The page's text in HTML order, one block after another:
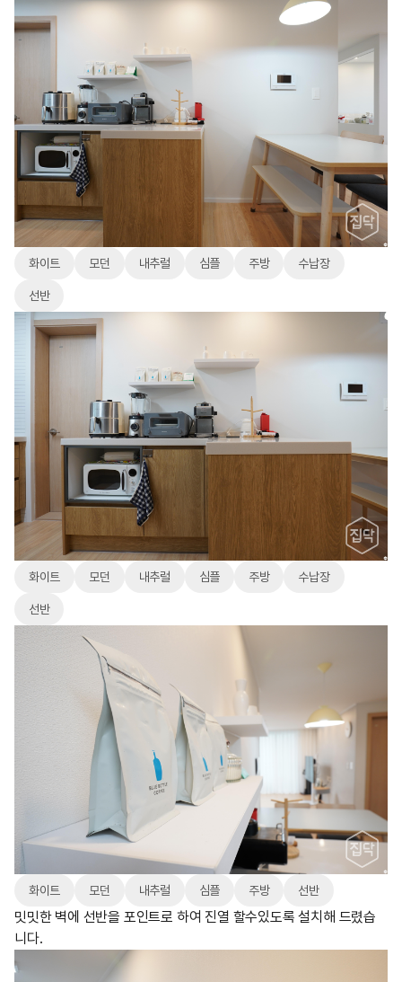
화이트 모던 내추럴 심플 주방 수납장
선반
화이트 모던 내추럴 심플 주방 수납장
선반
화이트 모던 내추럴 심플 주방 선반
밋밋한 벽에 선반을 포인트로 하여 진열 할수있도록 설치해 드렸습
니다.